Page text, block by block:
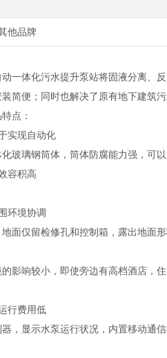
他品牌
动一体化污水提升泵站将固液分离、
简便；同时也解决了原有地下建筑
点：
实现自动化
玻璃钢筒体，筒体防腐能力强，可
容积高
环境协调
面仅留检修孔和控制箱，露出地面
影响较小，即使旁边有高档酒店，
行费用低
，显示水泵运行状况，内置移动通